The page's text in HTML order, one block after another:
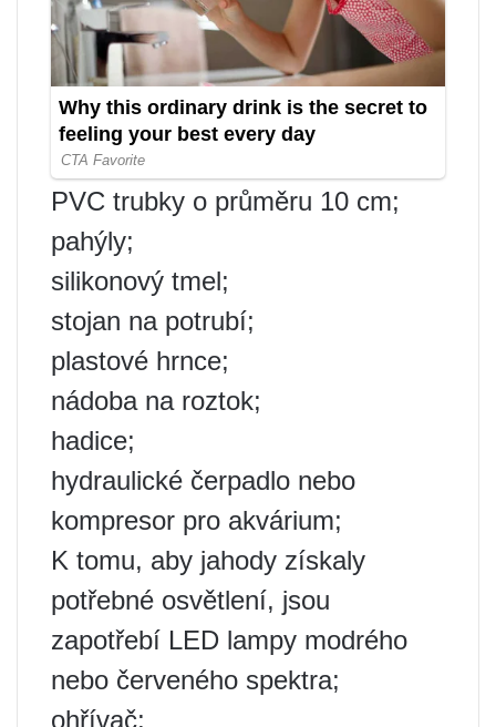
PVC trubky o průměru 10 cm;
pahýly;
silikonový tmel;
stojan na potrubí;
plastové hrnce;
nádoba na roztok;
hadice;
hydraulické čerpadlo nebo
kompresor pro akvárium;
K tomu, aby jahody získaly
potřebné osvětlení, jsou
zapotřebí LED lampy modrého
nebo červeného spektra;
ohřívač;